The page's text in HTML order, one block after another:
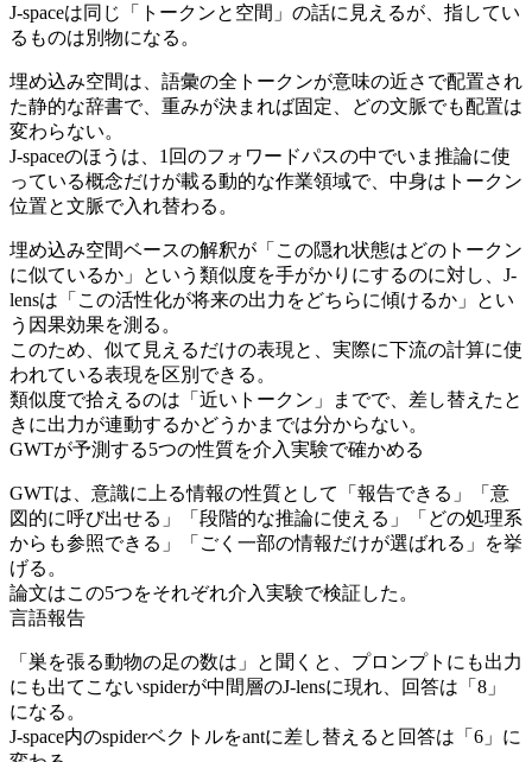
J-spaceは同じ「トークンと空間」の話に見えるが、指してい
るものは別物になる。
埋め込み空間は、語彙の全トークンが意味の近さで配置され
た静的な辞書で、重みが決まれば固定、どの文脈でも配置は
変わらない。
J-spaceのほうは、1回のフォワードパスの中でいま推論に使
っている概念だけが載る動的な作業領域で、中身はトークン
位置と文脈で入れ替わる。
埋め込み空間ベースの解釈が「この隠れ状態はどのトークン
に似ているか」という類似度を手がかりにするのに対し、J-
lensは「この活性化が将来の出力をどちらに傾けるか」とい
う因果効果を測る。
このため、似て見えるだけの表現と、実際に下流の計算に使
われている表現を区別できる。
類似度で拾えるのは「近いトークン」までで、差し替えたと
きに出力が連動するかどうかまでは分からない。
GWTが予測する5つの性質を介入実験で確かめる
GWTは、意識に上る情報の性質として「報告できる」「意
図的に呼び出せる」「段階的な推論に使える」「どの処理系
からも参照できる」「ごく一部の情報だけが選ばれる」を挙
げる。
論文はこの5つをそれぞれ介入実験で検証した。
言語報告
「巣を張る動物の足の数は」と聞くと、プロンプトにも出力
にも出てこないspiderが中間層のJ-lensに現れ、回答は「8」
になる。
J-space内のspiderベクトルをantに差し替えると回答は「6」に